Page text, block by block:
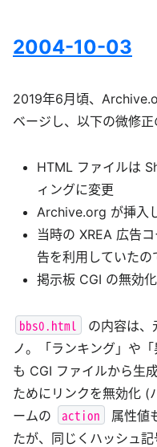
2004-10-03
2019年6月頃、
ベージし、以下の微修正
HTML ファイルは
ィングに変更
Archive.org が挿入
当時の XREA 広告
告を利用していた
掲示板 CGI の無効
bbs0.html
の内容は、
ノ。「ランキング」や
も CGI ファイルから生
ためにリンクを無効化 (
ームの
action
属性値
たが、同じくハッシュ